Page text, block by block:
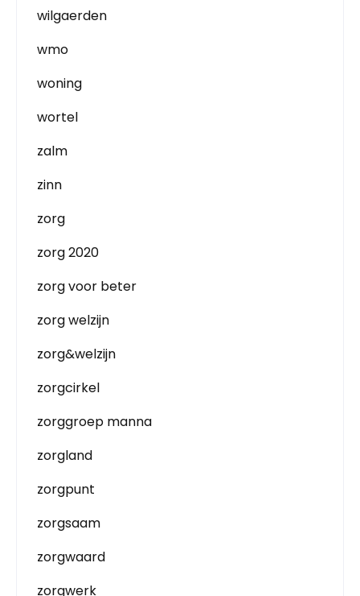
wilgaerden
wmo
woning
wortel
zalm
zinn
zorg
zorg 2020
zorg voor beter
zorg welzijn
zorg&welzijn
zorgcirkel
zorggroep manna
zorgland
zorgpunt
zorgsaam
zorgwaard
zorgwerk